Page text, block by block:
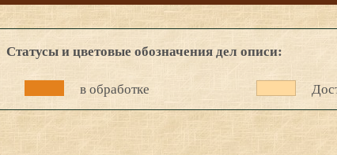
Статусы и цветовые обозначения дел описи:
в обработке